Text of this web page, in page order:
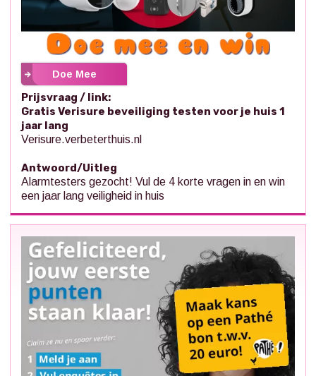
Doe Mee
Prijsvraag / link:
Gratis Verisure beveiliging testen voor je huis 1
jaar lang
Verisure.verbeterthuis.nl
Antwoord/Uitleg
Alarmtesters gezocht! Vul de 4 korte vragen in en win
een jaar lang veiligheid in huis